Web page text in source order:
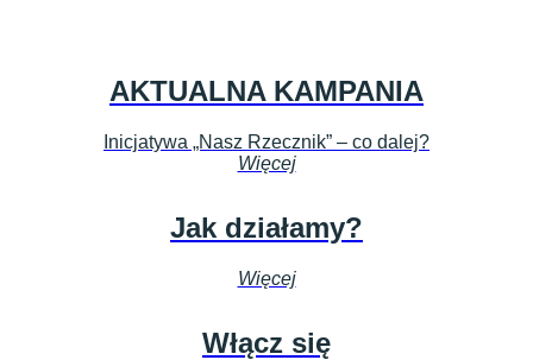
AKTUALNA KAMPANIA
Inicjatywa „Nasz Rzecznik” – co dalej?
Więcej
Jak działamy?
Więcej
Włącz się